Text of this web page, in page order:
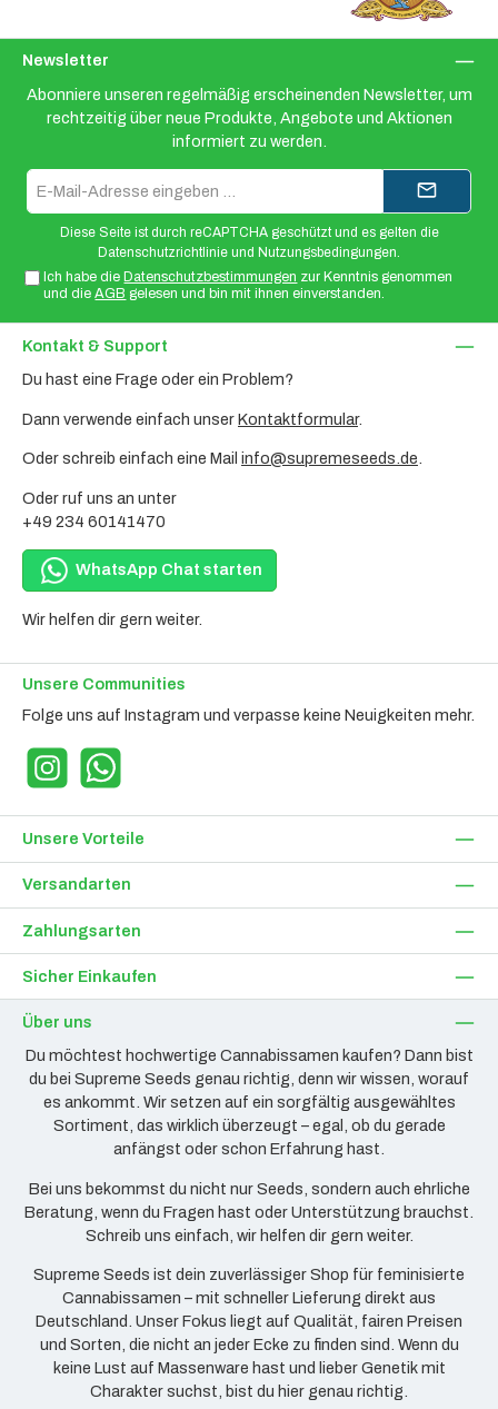
Newsletter
Abonniere unseren regelmäßig erscheinenden Newsletter, um
rechtzeitig über neue Produkte, Angebote und Aktionen
informiert zu werden.
Mail-
Adresse*
Diese Seite ist durch reCAPTCHA geschützt und es gelten die
Datenschutzrichtlinie und Nutzungsbedingungen
Ich habe die Datenschutzbestimmungen zur Kenntnis genommen
und dieAGB gelesen und bin mit ihnen einverstanden.
Kontakt & Support
Du hast eine Frage oder ein Problem?
Dann verwende einfach unserKontaktformular.
Oder schreib einfach eine Mail info@supremeseeds.de.
Oder ruf uns an unter
+49 234 60141470
WhatsApp Chat starten
Wir helfen dir gern weiter.
Unsere Communities
Folge uns auf Instagram und verpasse keine Neuigkeiten mehr.
InstagramWhatsApp
Unsere Vorteile
Versandarten
Zahlungsarten
Sicher Einkaufen
Über uns
Du möchtest hochwertige Cannabissamen kaufen? Dann bist
du bei Supreme Seeds genau richtig, denn wir wissen, worauf
es ankommt. Wir setzen auf ein sorgfältig ausgewähltes
Sortiment, das wirklich überzeugt – egal, ob du gerade
anfängst oder schon Erfahrung hast.
Bei uns bekommst du nicht nur Seeds, sondern auch ehrliche
Beratung, wenn du Fragen hast oder Unterstützung brauchst.
Schreib uns einfach, wir helfen dir gern weiter.
Supreme Seeds ist dein zuverlässiger Shop für feminisierte
Cannabissamen – mit schneller Lieferung direkt aus
Deutschland. Unser Fokus liegt auf Qualität, fairen Preisen
und Sorten, die nicht an jeder Ecke zu finden sind. Wenn du
keine Lust auf Massenware hast und lieber Genetik mit
Charakter suchst, bist du hier genau richtig.